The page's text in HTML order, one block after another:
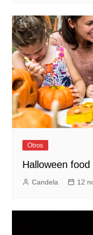
Otros
Halloween
Candela 12